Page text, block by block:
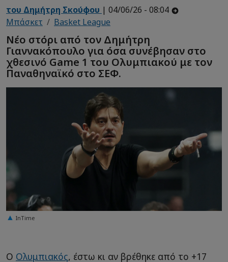
του Δημήτρη Σκούφου | 04/06/26 - 08:04
Μπάσκετ
Basket League
Νέο στόρι από τον Δημήτρη
Γιαννακόπουλο για όσα συνέβησαν στο
χθεσινό Game 1 του Ολυμπιακού με τον
Παναθηναϊκό στο ΣΕΦ.
InTime
Ο Ολυμπιακός, έστω κι αν βρέθηκε από το +17